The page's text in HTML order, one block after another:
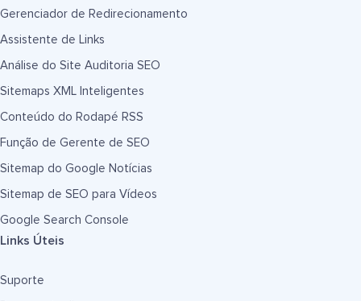
Gerenciador de Redirecionamento
Assistente de Links
Análise do Site Auditoria SEO
Sitemaps XML Inteligentes
Conteúdo do Rodapé RSS
Função de Gerente de SEO
Sitemap do Google Notícias
Sitemap de SEO para Vídeos
Google Search Console
Links Úteis
Suporte